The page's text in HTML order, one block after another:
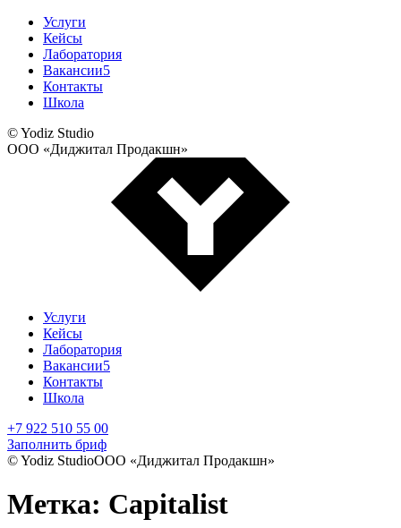
Услуги
Кейсы
Лаборатория
Вакансии5
Контакты
Школа
© Yodiz Studio
ООО «Диджитал Продакшн»
Услуги
Кейсы
Лаборатория
Вакансии5
Контакты
Школа
+7 922 510 55 00
Заполнить бриф
© Yodiz StudioООО «Диджитал Продакшн»
Метка: Capitalist